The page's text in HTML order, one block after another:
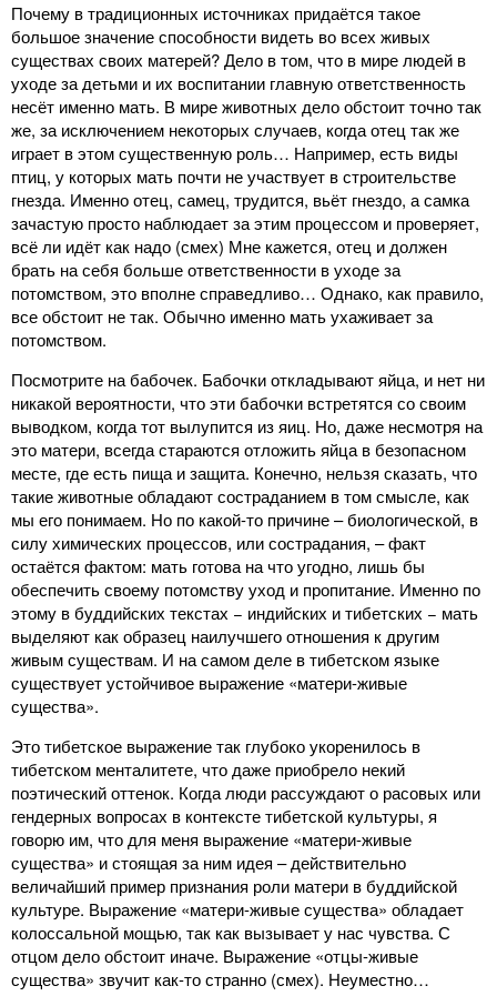
Почему в традиционных источниках придаётся такое
большое значение способности видеть во всех живых
существах своих матерей? Дело в том, что в мире людей в
уходе за детьми и их воспитании главную ответственность
несёт именно мать. В мире животных дело обстоит точно так
же, за исключением некоторых случаев, когда отец так же
играет в этом существенную роль… Например, есть виды
птиц, у которых мать почти не участвует в строительстве
гнезда. Именно отец, самец, трудится, вьёт гнездо, а самка
зачастую просто наблюдает за этим процессом и проверяет,
всё ли идёт как надо (смех) Мне кажется, отец и должен
брать на себя больше ответственности в уходе за
потомством, это вполне справедливо… Однако, как правило,
все обстоит не так. Обычно именно мать ухаживает за
потомством.
Посмотрите на бабочек. Бабочки откладывают яйца, и нет ни
никакой вероятности, что эти бабочки встретятся со своим
выводком, когда тот вылупится из яиц. Но, даже несмотря на
это матери, всегда стараются отложить яйца в безопасном
месте, где есть пища и защита. Конечно, нельзя сказать, что
такие животные обладают состраданием в том смысле, как
мы его понимаем. Но по какой-то причине – биологической, в
силу химических процессов, или сострадания, – факт
остаётся фактом: мать готова на что угодно, лишь бы
обеспечить своему потомству уход и пропитание. Именно по
этому в буддийских текстах − индийских и тибетских − мать
выделяют как образец наилучшего отношения к другим
живым существам. И на самом деле в тибетском языке
существует устойчивое выражение «матери-живые
существа».
Это тибетское выражение так глубоко укоренилось в
тибетском менталитете, что даже приобрело некий
поэтический оттенок. Когда люди рассуждают о расовых или
гендерных вопросах в контексте тибетской культуры, я
говорю им, что для меня выражение «матери-живые
существа» и стоящая за ним идея – действительно
величайший пример признания роли матери в буддийской
культуре. Выражение «матери-живые существа» обладает
колоссальной мощью, так как вызывает у нас чувства. С
отцом дело обстоит иначе. Выражение «отцы-живые
существа» звучит как-то странно (смех). Неуместно…